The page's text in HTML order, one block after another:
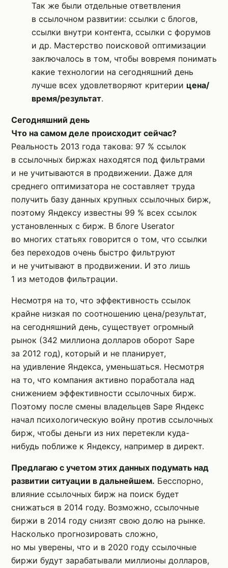
Так же были отдельные ответвления
в ссылочном развитии: ссылки с блогов,
ссылки внутри контента, ссылки с форумов
и др. Мастерство поисковой оптимизации
заключалось в том, чтобы вовремя понимать
какие технологии на сегодняшний день
лучше всех удовлетворяют критерии цена/
время/результат.
Сегодняшний день
Что на самом деле происходит сейчас?
Реальность 2013 года такова: 97 % ссылок
в ссылочных биржах находятся под фильтрами
и не учитываются в продвижении. Даже для
среднего оптимизатора не составляет труда
получить базу данных крупных ссылочных бирж,
поэтому Яндексу известны 99 % всех ссылок
установленных с бирж. В блоге Userator
во многих статьях говорится о том, что ссылки
без переходов очень быстро фильтруют
и не учитывают в продвижении. И это лишь
1 из методов фильтрации.
Несмотря на то, что эффективность ссылок
крайне низкая по соотношению цена/результат,
на сегодняшний день, существует огромный
рынок (342 миллиона долларов оборот Sape
за 2012 год), который и не планирует,
на удивление Яндекса, уменьшаться. Несмотря
на то, что компания активно поработала над
снижением эффективности ссылочных бирж.
Поэтому после смены владельцев Sape Яндекс
начал психологическую войну против ссылочных
бирж, чтобы деньги из них перетекли куда-
нибудь поближе к Яндексу, например в директ.
Предлагаю с учетом этих данных подумать над
развитии ситуации в дальнейшем. Бесспорно,
влияние ссылочных бирж на поиск будет
снижаться в 2014 году. Возможно, ссылочные
биржи в 2014 году снизят свою долю на рынке.
Насколько прогнозировать сложно,
но мы уверены, что и в 2020 году ссылочные
биржи будут зарабатывали миллионы долларов,